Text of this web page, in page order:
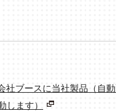
社ブースに当社製品（自
します）